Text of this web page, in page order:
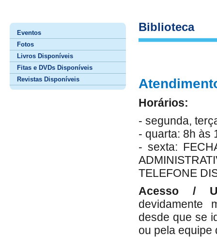
Eventos
Fotos
Livros Disponíveis
Fitas e DVDs Disponíveis
Revistas Disponíveis
Biblioteca
Horários:
- segunda,
- quarta: 8h às
- sexta:
TELEFONE
Acesso /
devidamente
desde que se
ou pela equipe